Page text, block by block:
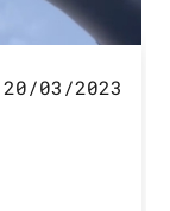
20/03/2023